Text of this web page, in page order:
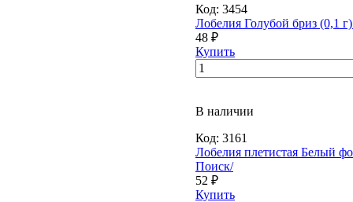
Код: 3454
Лобелия Голубой бриз (0,1
48 ₽
Купить
В наличии
Код: 3161
Лобелия плетистая Белый
Поиск/
52 ₽
Купить